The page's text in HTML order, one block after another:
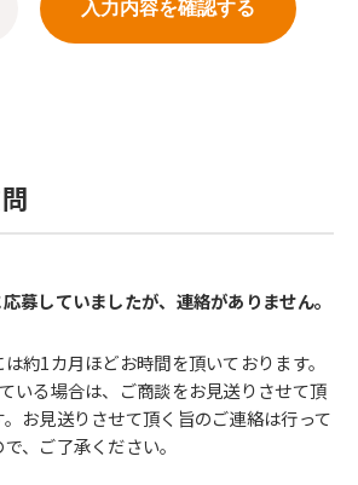
募していましたが、連絡がありません。
約1カ月ほどお時間を頂いております。
いる場合は、ご商談をお見送りさせて頂
お見送りさせて頂く旨のご連絡は行って
、ご了承ください。